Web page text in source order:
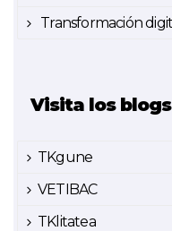
Transformación
Visita los
TKgune
VETIBAC
TKlitatea